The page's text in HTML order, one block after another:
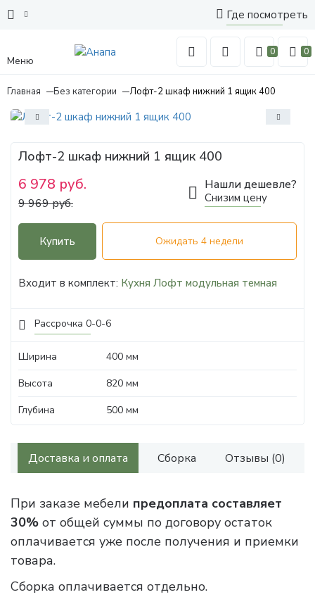
Где посмотреть
Меню
0 0
Главная Без категории Лофт-2 шкаф нижний 1 ящик 400
Рассрочка 0-0-6
Лофт-2 шкаф нижний 1 ящик 400
6 978 руб.
9 969 руб.
Нашли дешевле?
Снизим цену
Купить Ожидать 4 недели
Входит в комплект: Кухня Лофт модульная темная
Ширина
400 мм
Высота
820 мм
Глубина
500 мм
Доставка и оплата Сборка Отзывы (0)
При заказе мебели предоплата составляет
30% от общей суммы по договору остаток
оплачивается уже после получения и приемки
товара.
Сборка оплачивается отдельно.